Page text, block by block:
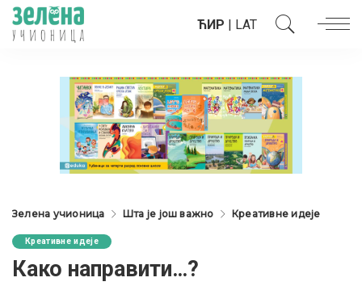
ЋИР | LAT
Зелена учионица Шта је још важно Креативне идеје
Креативне идеје
Како направити…?